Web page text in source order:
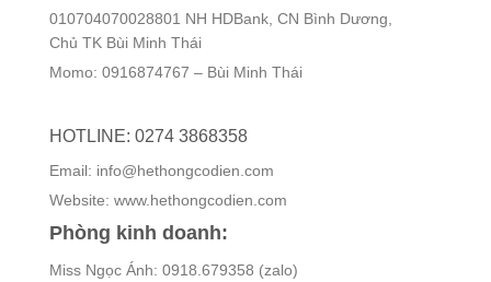
010704070028801 NH HDBank, CN Bình Dương,
Chủ TK Bùi Minh Thái
Momo: 0916874767 – Bùi Minh Thái
HOTLINE: 0274 3868358
Email: info@hethongcodien.com
Website: www.hethongcodien.com
Phòng kinh doanh:
Miss Ngọc Ánh: 0918.679358 (zalo)